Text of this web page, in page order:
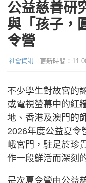
公益慈善研
與「孩子，
令營
社會資訊 更新時間：
不少學生對故宮的
或電視螢幕中的紅
地、香港及澳門的
2026年度公益夏令
峨宮門，駐足於珍
作一段鮮活而深刻
是次夏令營由公益